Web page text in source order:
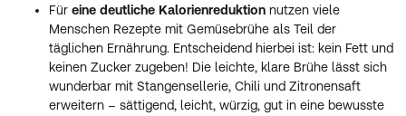
Für eine deutliche Kalorienreduktion nutzen viele
Menschen Rezepte mit Gemüsebrühe als Teil der
täglichen Ernährung. Entscheidend hierbei ist: kein Fett und
keinen Zucker zugeben! Die leichte, klare Brühe lässt sich
wunderbar mit Stangensellerie, Chili und Zitronensaft
erweitern – sättigend, leicht, würzig, gut in eine bewusste